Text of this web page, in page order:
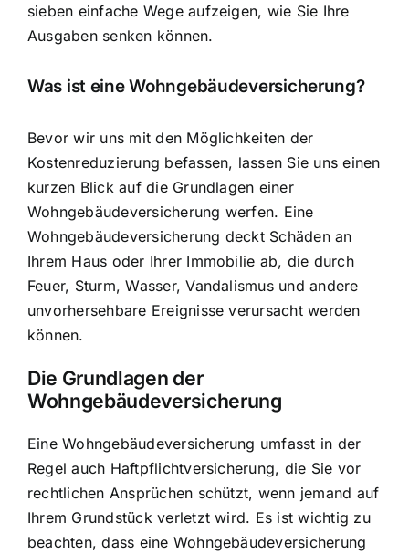
sieben einfache Wege aufzeigen, wie Sie Ihre
Ausgaben senken können.
Was ist eine Wohngebäudeversicherung?
Bevor wir uns mit den Möglichkeiten der
Kostenreduzierung befassen, lassen Sie uns einen
kurzen Blick auf die Grundlagen einer
Wohngebäudeversicherung werfen. Eine
Wohngebäudeversicherung deckt Schäden an
Ihrem Haus oder Ihrer Immobilie ab, die durch
Feuer, Sturm, Wasser, Vandalismus und andere
unvorhersehbare Ereignisse verursacht werden
können.
Die Grundlagen der
Wohngebäudeversicherung
Eine Wohngebäudeversicherung umfasst in der
Regel auch Haftpflichtversicherung, die Sie vor
rechtlichen Ansprüchen schützt, wenn jemand auf
Ihrem Grundstück verletzt wird. Es ist wichtig zu
beachten, dass eine Wohngebäudeversicherung